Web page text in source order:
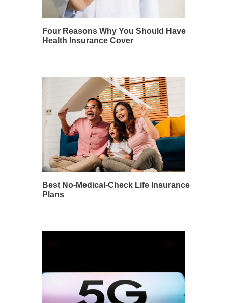
Four Reasons Why You Should Have
Health Insurance Cover
Best No-Medical-Check Life Insurance
Plans